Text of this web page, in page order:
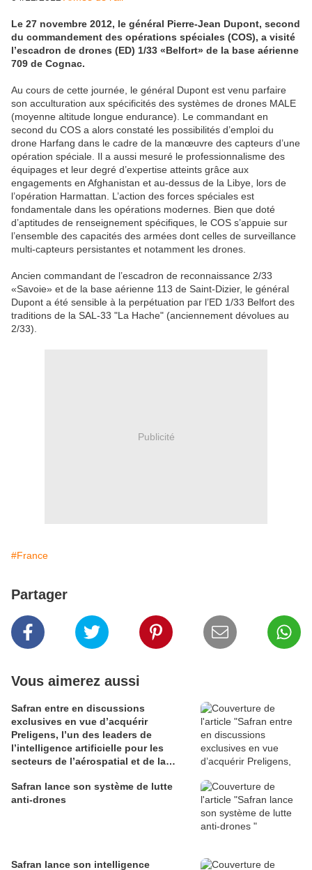
Le 27 novembre 2012, le général Pierre-Jean Dupont, second
du commandement des opérations spéciales (COS), a visité
l’escadron de drones (ED) 1/33 «Belfort» de la base aérienne
709 de Cognac.
Au cours de cette journée, le général Dupont est venu parfaire
son acculturation aux spécificités des systèmes de drones MALE
(moyenne altitude longue endurance). Le commandant en
second du COS a alors constaté les possibilités d’emploi du
drone Harfang dans le cadre de la manœuvre des capteurs d’une
opération spéciale. Il a aussi mesuré le professionnalisme des
équipages et leur degré d’expertise atteints grâce aux
engagements en Afghanistan et au-dessus de la Libye, lors de
l’opération Harmattan. L’action des forces spéciales est
fondamentale dans les opérations modernes. Bien que doté
d’aptitudes de renseignement spécifiques, le COS s’appuie sur
l’ensemble des capacités des armées dont celles de surveillance
multi-capteurs persistantes et notamment les drones.
Ancien commandant de l’escadron de reconnaissance 2/33
«Savoie» et de la base aérienne 113 de Saint-Dizier, le général
Dupont a été sensible à la perpétuation par l’ED 1/33 Belfort des
traditions de la SAL-33 "La Hache" (anciennement dévolues au
2/33).
Publicité
#France
Partager
Vous aimerez aussi
Safran entre en discussions
exclusives en vue d’acquérir
Preligens, l’un des leaders de
l’intelligence artificielle pour les
secteurs de l’aérospatial et de la
Safran lance son système de lutte
anti-drones
Safran lance son intelligence